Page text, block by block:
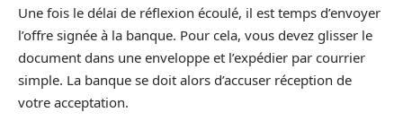
Une fois le délai de réflexion écoulé, il est temps d’envoyer
l’offre signée à la banque. Pour cela, vous devez glisser le
document dans une enveloppe et l’expédier par courrier
simple. La banque se doit alors d’accuser réception de
votre acceptation.